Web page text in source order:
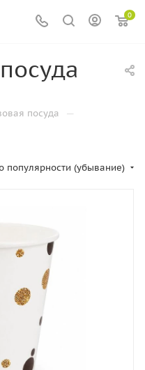
0
посуда —
популярности (убывание)